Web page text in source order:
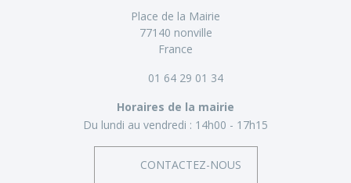
Place de la Mairie
77140 nonville
France
01 64 29 01 34
Horaires de la mairie
Du lundi au vendredi : 14h00 - 17h15
CONTACTEZ-NOUS